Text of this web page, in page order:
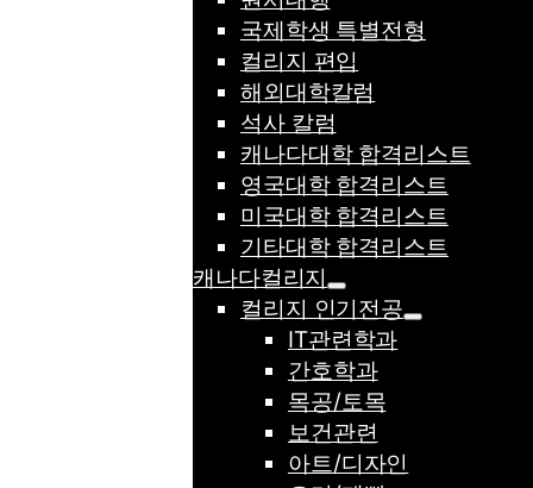
국제학생 특별전형
컬리지 편입
해외대학칼럼
석사 칼럼
캐나다대학 합격리스트
영국대학 합격리스트
미국대학 합격리스트
기타대학 합격리스트
캐나다컬리지
컬리지 인기전공
IT관련학과
간호학과
목공/토목
보건관련
아트/디자인